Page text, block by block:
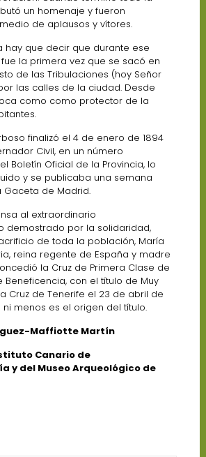
un homenaje y fueron
de aplausos y vítores.
hay que decir que durante ese
la primera vez que se sacó en
de las Tribulaciones (hoy Señor
las calles de la ciudad. Desde
como como protector de la
finalizó el 4 de enero de 1894
Civil, en un número
Boletín Oficial de la Provincia, lo
y se publicaba una semana
Gaceta de Madrid.
al extraordinario
demostrado por la solidaridad,
de toda la población, María
reina regente de España y madre
la Cruz de Primera Clase de
Beneficencia, con el título de Muy
Cruz de Tenerife el 23 de abril de
ni menos es el origen del título.
Maffiotte Martín
Canario de
y del Museo Arqueológico de